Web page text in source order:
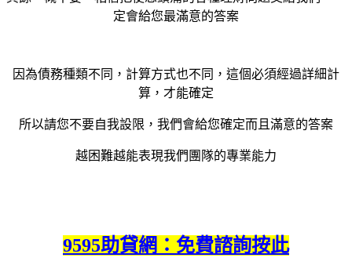
定會給您最滿意的答案
因為債務種類不同，計算方式也不同，這個必須經過詳細計
算，才能確定
所以請您不要自我設限，我們會給您確定而且滿意的答案
越困難越能表現我們團隊的專業能力
9595助貸網：免費諮詢按此